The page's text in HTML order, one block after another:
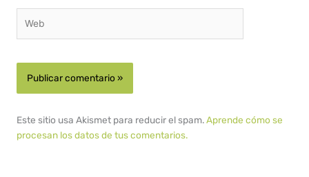
Este sitio usa Akismet para reducir el spam.Aprende cómo se
procesan los datos de tus comentarios.